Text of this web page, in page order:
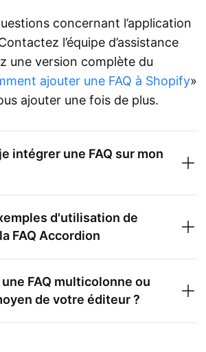
concernant l’application
l’équipe d’assistance
une version complète du
ajouter une FAQ à Shopify»
ajouter une fois de plus.
intégrer une FAQ sur mon
d'utilisation de
FAQ Accordion
FAQ multicolonne ou
de votre éditeur ?